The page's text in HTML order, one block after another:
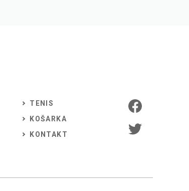
TENIS
KOŠARKA
KONTAKT